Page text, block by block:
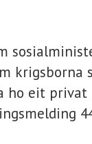
krigsborna
ho eit